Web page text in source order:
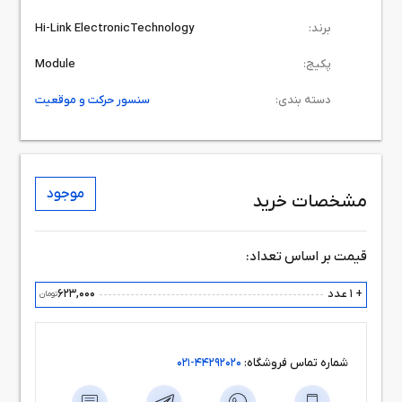
برند: Hi-Link ElectronicTechnology
پکیج: Module
دسته بندی: سنسور حرکت و موقعیت
مشخصات خرید موجود
قیمت بر اساس تعداد:
+ 1 عدد 623,000تومان
شماره تماس فروشگاه: 44292020-021